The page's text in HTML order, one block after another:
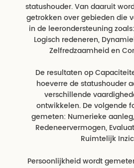
statushouder. Van daaruit
getrokken over gebieden die
in de leerondersteuning
Logisch redeneren,
Zelfredzaamheid en
De resultaten op
hoeverre de statushouder
verschillende
ontwikkelen. De volgende
gemeten: Numerieke
Redeneervermogen,
Ruimtelijk
Persoonlijkheid wordt